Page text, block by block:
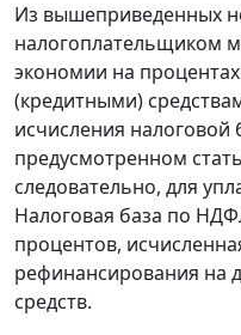
Из вышеприведенных
налогоплательщиком
экономии на
(кредитными)
исчисления
предусмотренном
следовательно, для
Налоговая база по
процентов,
рефинансирования на
средств.